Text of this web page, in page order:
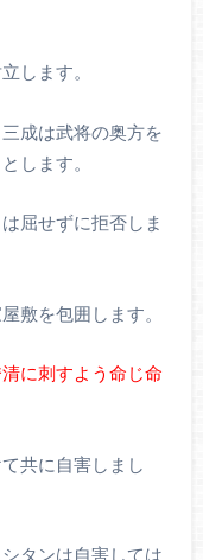
します。
成は武将の奥方を
します。
屈せずに拒否しま
敷を包囲します。
に刺すよう命じ命
共に自害しまし
タンは自害しては